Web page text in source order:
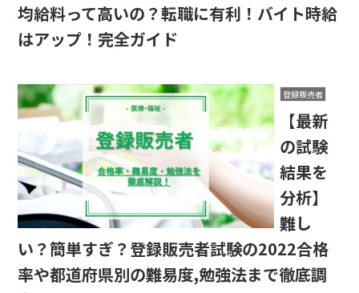
均給料って高いの？転職に有利！バイト時給
はアップ！完全ガイド
登録販売者
【最新
の試験
結果を
分析】
難し
い？簡単すぎ？登録販売者試験の2022合格
率や都道府県別の難易度,勉強法まで徹底調